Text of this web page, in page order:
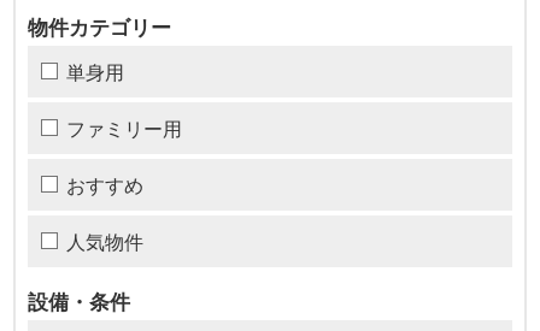
物件カテゴリー
単身用
ファミリー用
おすすめ
人気物件
設備・条件